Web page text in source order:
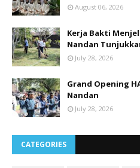
August 06, 2026
Kerja Bakti
Nandan
July 28, 2026
Grand Opening
Nandan
July 28, 2026
CATEGORIES